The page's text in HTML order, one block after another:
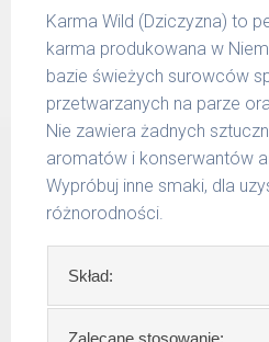
Karma Wild (Dziczyzna) to
karma produkowana w
bazie świeżych surowców
przetwarzanych na parze
Nie zawiera żadnych
aromatów i konserwantów
Wypróbuj inne smaki, dla
różnorodności.
Skład:
Skład:mięso i produkty
Zalecane stosowanie: